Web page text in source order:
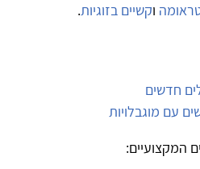
וקשיים בזוגיות.
חדשים
עם מוגבלויות
המקצועיים: